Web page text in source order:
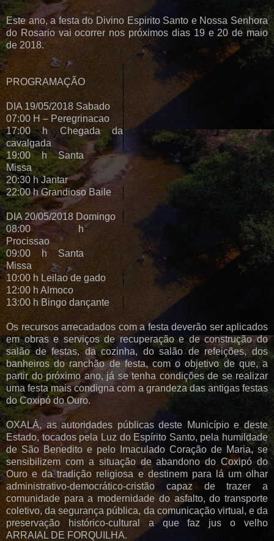
Este ano, a festa do Divino Espirito Santo e Nossa Senhora
do Rosario vai ocorrer nos próximos dias 19 e 20 de maio
de 2018.
PROGRAMAÇÃO
DIA 19/05/2018 Sabado
07:00 H – Peregrinacao
17:00 h Chegada da
cavalgada
19:00 h Santa
Missa
20:30 h Jantar
22:00 h Grandioso Baile
DIA 20/05/2018 Domingo
08:00 h
Procissao
09:00 h Santa
Missa
10:00 h Leilao de gado
12:00 h Almoco
13:00 h Bingo dançante
Os recursos arrecadados com a festa deverão ser aplicados
em obras e serviços de recuperação e de construção do
salão de festas, da cozinha, do salão de refeições, dos
banheiros do ranchão de festa, com o objetivo de que, a
partir do próximo ano, já se tenha condições de se realizar
uma festa mais condigna com a grandeza das antigas festas
do Coxipó do Ouro.
OXALÁ, as autoridades públicas deste Município e deste
Estado, tocados pela Luz do Espírito Santo, pela humildade
de São Benedito e pelo Imaculado Coração de Maria, se
sensibilizem com a situação de abandono do Coxipó do
Ouro e da tradição religiosa e destinem para lá um olhar
administrativo-democrático-cristão capaz de trazer a
comunidade para a modernidade do asfalto, do transporte
coletivo, da segurança pública, da comunicação virtual, e da
preservação histórico-cultural a que faz jus o velho
ARRAIAL DE FORQUILHA.